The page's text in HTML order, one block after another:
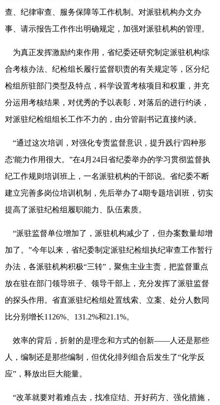
查、纪律审查、服务保障等工作机制。对派驻机构办文办
事、请示报告工作作出明确规定，加强对派驻机构的管理。
为真正发挥激励约束作用，省纪委还研究制定派驻机构综
合考核办法、纪检组长履行监督职责的有关规定等，区分纪
检组所驻部门类型及特点，科学设置考核项目和权重，并充
分运用考核结果，对优秀的予以表彰，对落后的进行约谈，
对派驻纪检组组长工作不力的，由分管副书记直接约谈。
“通过这次培训，对强化专责监督意识，提升践行'四种形
态'能力作用很大。”在4月24日省纪委举办的学习贯彻监督执
纪工作规则培训班上，一名派驻机构的干部说。省纪委不断
建立完善多岗位培训机制，先后举办了4期专题培训班，切实
提高了派驻纪检组履职能力、队伍素质。
“派驻监督单位增加了，派驻机构减少了，但办案数量却增
加了。”今年以来，省纪委制定派驻纪检组执纪审查工作暂行
办法，各派驻机构积极“三转”，聚焦主业主责，把监督重点
放在驻在部门领导班子、领导干部上，充分发挥了派驻监督
的探头作用。省直派驻纪检组处置线索、立案、处分人数同
比分别增长1126%、131.2%和21.1%。
效率的背后，折射的是理念和方式的创新——人还是那些
人，编制还是那些编制，但优化排列组合后发生了“化学反
应”，释放出巨大能量。
“改革就要对着难点去，找准症结、开好药方、强化措施，